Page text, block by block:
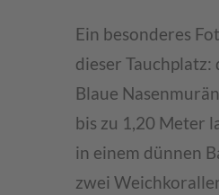
Ein besonderes
dieser Tauchplatz:
Blaue
bis zu 1,20 Meter
in einem dünnen
zwei